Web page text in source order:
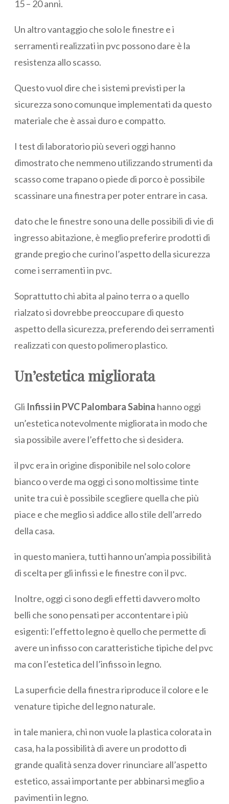
15 – 20 anni.
Un altro vantaggio che solo le finestre e i
serramenti realizzati in pvc possono dare è la
resistenza allo scasso.
Questo vuol dire che i sistemi previsti per la
sicurezza sono comunque implementati da questo
materiale che è assai duro e compatto.
I test di laboratorio più severi oggi hanno
dimostrato che nemmeno utilizzando strumenti da
scasso come trapano o piede di porco è possibile
scassinare una finestra per poter entrare in casa.
dato che le finestre sono una delle possibili di vie di
ingresso abitazione, è meglio preferire prodotti di
grande pregio che curino l’aspetto della sicurezza
come i serramenti in pvc.
Soprattutto chi abita al paino terra o a quello
rialzato si dovrebbe preoccupare di questo
aspetto della sicurezza, preferendo dei serramenti
realizzati con questo polimero plastico.
Un’estetica migliorata
Gli Infissi in PVC Palombara Sabina hanno oggi
un’estetica notevolmente migliorata in modo che
sia possibile avere l’effetto che si desidera.
il pvc era in origine disponibile nel solo colore
bianco o verde ma oggi ci sono moltissime tinte
unite tra cui è possibile scegliere quella che più
piace e che meglio si addice allo stile dell’arredo
della casa.
in questo maniera, tutti hanno un’ampia possibilità
di scelta per gli infissi e le finestre con il pvc.
Inoltre, oggi ci sono degli effetti davvero molto
belli che sono pensati per accontentare i più
esigenti: l’effetto legno è quello che permette di
avere un infisso con caratteristiche tipiche del pvc
ma con l’estetica del l’infisso in legno.
La superficie della finestra riproduce il colore e le
venature tipiche del legno naturale.
in tale maniera, chi non vuole la plastica colorata in
casa, ha la possibilità di avere un prodotto di
grande qualità senza dover rinunciare all’aspetto
estetico, assai importante per abbinarsi meglio a
pavimenti in legno.